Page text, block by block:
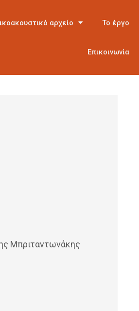
αρχείο Το έργο
Επικοινωνία
Μπριταντωνάκης